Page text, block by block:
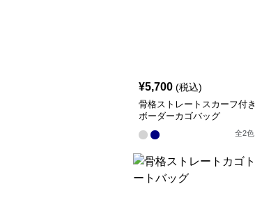
¥5,700 (税込)
骨格ストレートスカーフ付き
ボーダーカゴバッグ
全2色